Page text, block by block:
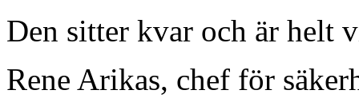
Den sitter kvar och är helt
Rene Arikas, chef för